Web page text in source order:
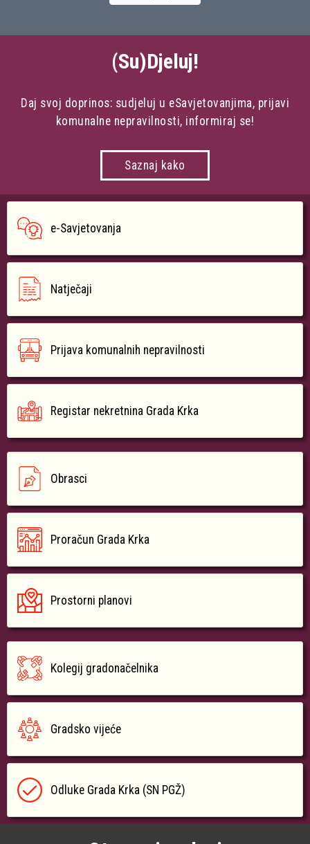
(Su)Djeluj!
Daj svoj doprinos: sudjeluj u eSavjetovanjima, prijavi
komunalne nepravilnosti, informiraj se!
Saznaj kako
e-Savjetovanja
Natječaji
Prijava komunalnih nepravilnosti
Registar nekretnina Grada Krka
Obrasci
Proračun Grada Krka
Prostorni planovi
Kolegij gradonačelnika
Gradsko vijeće
Odluke Grada Krka (SN PGŽ)